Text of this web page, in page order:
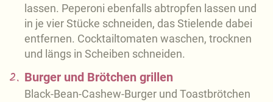
lassen. Peperoni ebenfalls abtropfen lassen und
in je vier Stücke schneiden, das Stielende dabei
entfernen. Cocktailtomaten waschen, trocknen
und längs in Scheiben schneiden.
2. Burger und Brötchen grillen
Black-Bean-Cashew-Burger und Toastbrötchen